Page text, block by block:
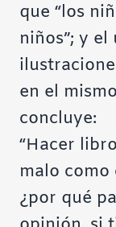
que “los
niños”; y el
en el
concluye:
“Hacer
malo
¿por qué